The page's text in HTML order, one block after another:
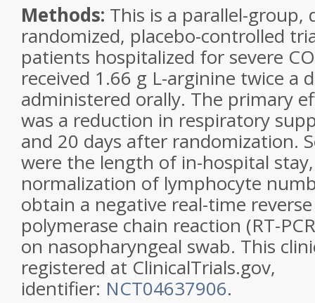
Methods: This is a parallel-group,
randomized, placebo-controlled
patients hospitalized for severe
received 1.66 g L-arginine twice a
administered orally. The primary
was a reduction in respiratory
and 20 days after randomization.
were the length of in-hospital
normalization of lymphocyte
obtain a negative real-time
polymerase chain reaction (RT-
on nasopharyngeal swab. This
registered at ClinicalTrials.gov,
identifier: NCT04637906.